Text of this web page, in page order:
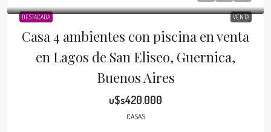
DESTACADA VENTA
Casa 4 ambientes con piscina en venta
en Lagos de San Eliseo, Guernica,
Buenos Aires
u$s420.000
CASAS